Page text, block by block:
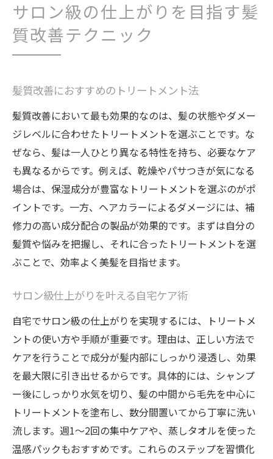
サロン級の仕上がりを目指す髪
質改善テクニック
髪質改善におすすめのトリートメント法
髪質改善において最も効果的なのは、髪の状態やダメー
ジレベルに合わせたトリートメントを選ぶことです。な
ぜなら、髪は一人ひとり異なる特性を持ち、必要なケア
も異なるからです。例えば、乾燥やパサつきが気になる
場合は、保湿成分が豊富なトリートメントを選ぶのがポ
イントです。一方、ヘアカラーによるダメージには、補
修力の高い成分配合の製品が効果的です。まずは自分の
髪質や悩みを把握し、それに合ったトリートメントを選
ぶことで、効率よく美髪を目指せます。
サロン級仕上がりを叶える自宅ケア術
自宅でサロン級の仕上がりを実現するには、トリートメ
ントの使い方や手順が重要です。理由は、正しい方法で
ケアを行うことで成分が髪内部にしっかり浸透し、効果
を最大限に引き出せるからです。具体的には、シャンプ
ー後にしっかり水気を切り、髪の中間から毛先を中心に
トリートメントを塗布し、数分間置いてから丁寧に洗い
流します。週1～2回の集中ケアや、蒸しタオルを使った
温感パックもおすすめです。これらのステップを習慣化